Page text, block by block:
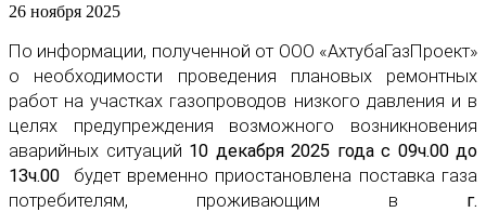
26 ноября 2025
По информации, полученной от ООО «АхтубаГазПроект»
о необходимости проведения плановых ремонтных
работ на участках газопроводов низкого давления и в
целях предупреждения возможного возникновения
аварийных ситуаций 10 декабря 2025 года с 09ч.00 до
13ч.00 будет временно приостановлена поставка газа
потребителям, проживающим в г.